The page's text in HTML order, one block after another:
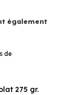
également
275 gr.